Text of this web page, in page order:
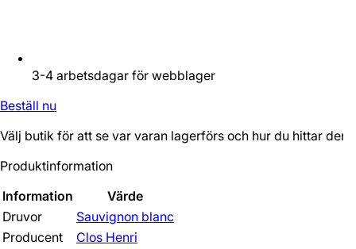
3-4 arbetsdagar för webblager
Beställ nu
Välj butik för att se var varan lagerförs och hur du hittar den.
Produktinformation
Information
Värde
Druvor
Sauvignon blanc
Producent
Clos Henri